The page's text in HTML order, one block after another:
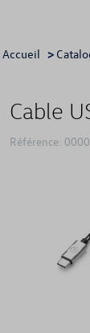
Accueil >
Cable
Référence: